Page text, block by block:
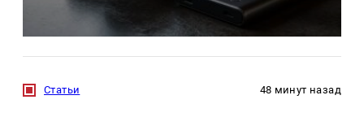
Статьи 48 минут назад